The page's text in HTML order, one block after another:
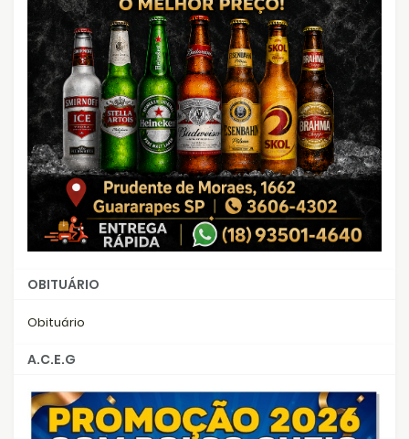
OBITUÁRIO
Obituário
A.C.E.G